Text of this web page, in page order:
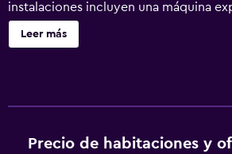
instalaciones incluyen una máquina
ofrece servicio de cambio de toallas a
Inn ofrece 43 alojamientos con aire
web gracias a nuestro acceso a
Leer más
Precio de habitaciones y